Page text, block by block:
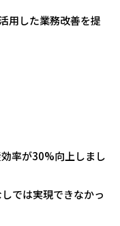
用した業務改善を提
率が30%向上しまし
では実現できなかっ